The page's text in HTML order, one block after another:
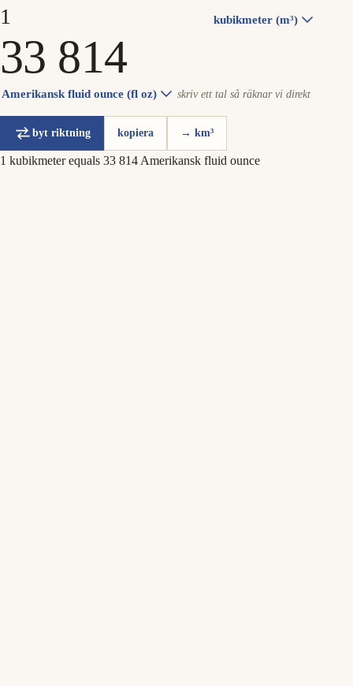
kubikmeter (m³)
Amerikansk fluid ounce (fl oz) skriv ett tal så räknar vi direkt
byt riktning kopiera → km³
1 kubikmeter equals 33 814 Amerikansk fluid ounce